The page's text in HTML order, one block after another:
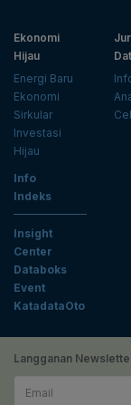
Ekonomi
Hijau
Energi Baru
Ekonomi
Sirkular
Investasi
Hijau
Info
Indeks
Insight
Center
Databoks
Event
KatadataOto
Langganan